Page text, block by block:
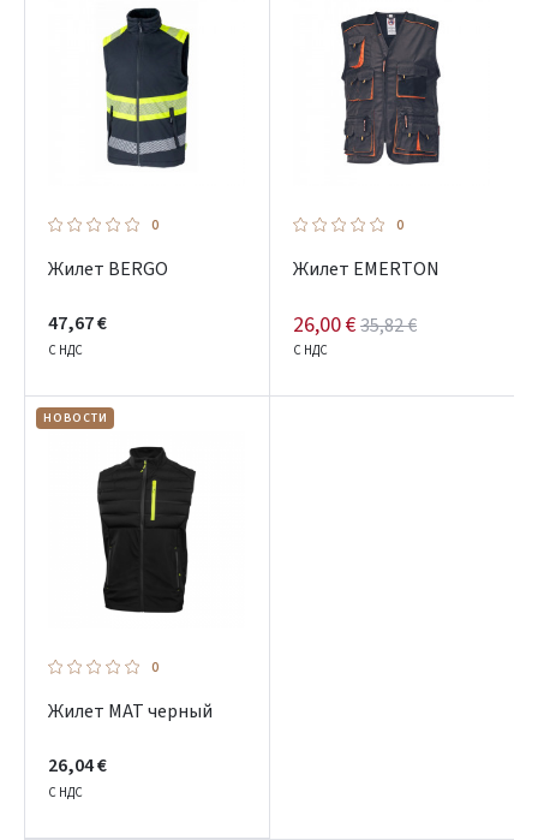
0
Жилет BERGO
47,67 €
С НДС
0
Жилет EMERTON
26,00 €35,82 €
С НДС
НОВОСТИ
0
Жилет MAT черный
26,04 €
С НДС